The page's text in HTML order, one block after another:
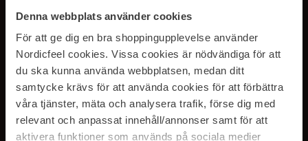
Denna webbplats använder cookies
För att ge dig en bra shoppingupplevelse använder
Nordicfeel cookies. Vissa cookies är nödvändiga för att
du ska kunna använda webbplatsen, medan ditt
samtycke krävs för att använda cookies för att förbättra
våra tjänster, mäta och analysera trafik, förse dig med
relevant och anpassat innehåll/annonser samt för att
aktivera funktioner som används på sociala medier
SUBSCRIBE TO OUR
NEWSLETTER
Ved å abonnere godtar du vårpersonvernerklæring. Du kan melde deg
av når som helst.